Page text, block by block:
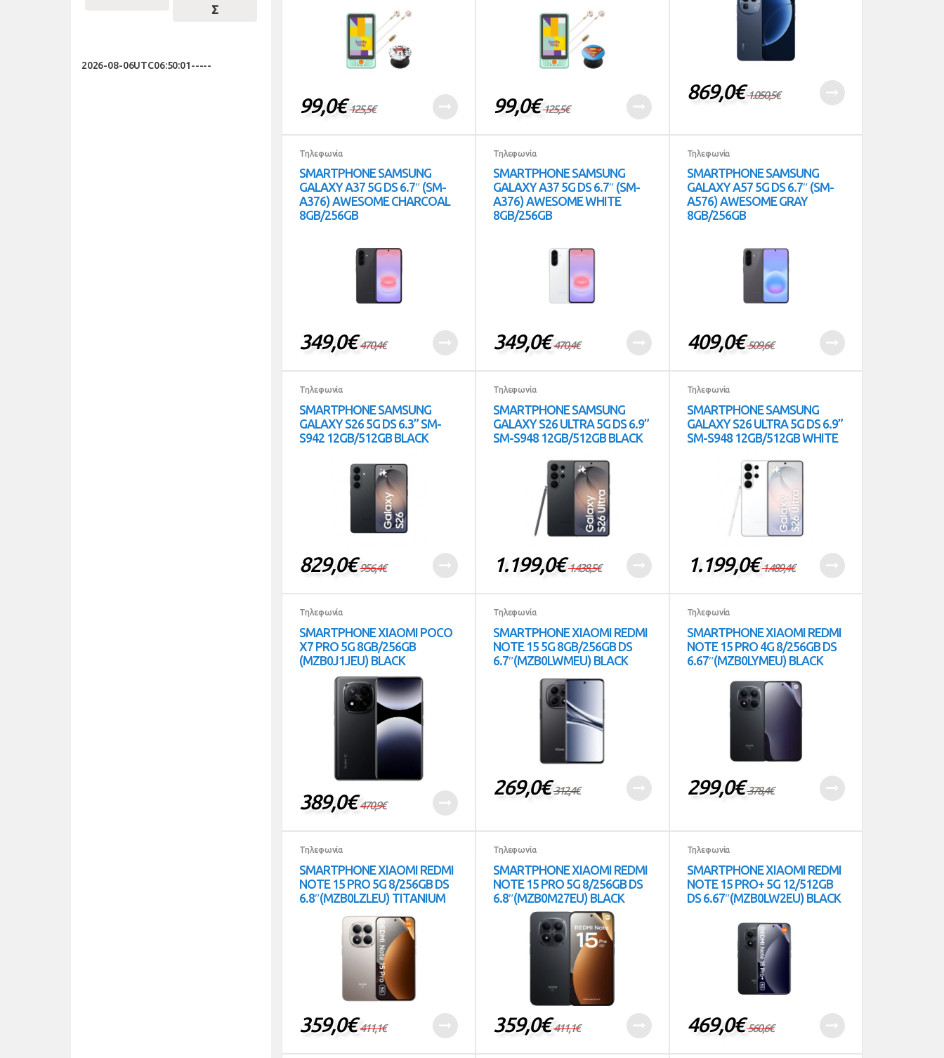
99,0€ 125,5€ 99,0€ 125,5€
869,0€ 1.050,5€
Τηλεφωνία
SMARTPHONE SAMSUNG
GALAXY A37 5G DS 6.7″ (SM-
A376) AWESOME CHARCOAL
8GB/256GB
349,0€ 470,4€
Τηλεφωνία
SMARTPHONE SAMSUNG
GALAXY A37 5G DS 6.7″ (SM-
A376) AWESOME WHITE
8GB/256GB
349,0€ 470,4€
Τηλεφωνία
SMARTPHONE SAMSUNG
GALAXY A57 5G DS 6.7″ (SM-
A576) AWESOME GRAY
8GB/256GB
409,0€ 509,6€
Τηλεφωνία
SMARTPHONE SAMSUNG
GALAXY S26 5G DS 6.3” SM-
S942 12GB/512GB BLACK
829,0€ 956,4€
Τηλεφωνία
SMARTPHONE SAMSUNG
GALAXY S26 ULTRA 5G DS 6.9”
SM-S948 12GB/512GB BLACK
1.199,0€ 1.438,5€
Τηλεφωνία
SMARTPHONE SAMSUNG
GALAXY S26 ULTRA 5G DS 6.9”
SM-S948 12GB/512GB WHITE
1.199,0€ 1.489,4€
Τηλεφωνία
SMARTPHONE XIAOMI POCO
X7 PRO 5G 8GB/256GB
(MZB0J1JEU) BLACK
389,0€ 470,9€
Τηλεφωνία
SMARTPHONE XIAOMI REDMI
NOTE 15 5G 8GB/256GB DS
6.7″(MZB0LWMEU) BLACK
269,0€ 312,4€
Τηλεφωνία
SMARTPHONE XIAOMI REDMI
NOTE 15 PRO 4G 8/256GB DS
6.67″(MZB0LYMEU) BLACK
299,0€ 378,4€
Τηλεφωνία
SMARTPHONE XIAOMI REDMI
NOTE 15 PRO 5G 8/256GB DS
6.8″(MZB0LZLEU) TITANIUM
359,0€ 411,1€
Τηλεφωνία
SMARTPHONE XIAOMI REDMI
NOTE 15 PRO 5G 8/256GB DS
6.8″(MZB0M27EU) BLACK
359,0€ 411,1€
Τηλεφωνία
SMARTPHONE XIAOMI REDMI
NOTE 15 PRO+ 5G 12/512GB
DS 6.67″(MZB0LW2EU) BLACK
469,0€ 560,6€
Σ
2026-08-06UTC06:50:01-----